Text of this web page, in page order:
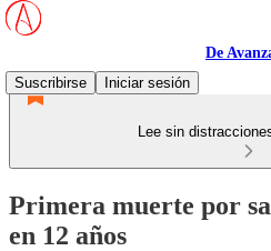
De
Suscribirse
Iniciar sesión
Lee sin
Primera muerte por
en 12 años